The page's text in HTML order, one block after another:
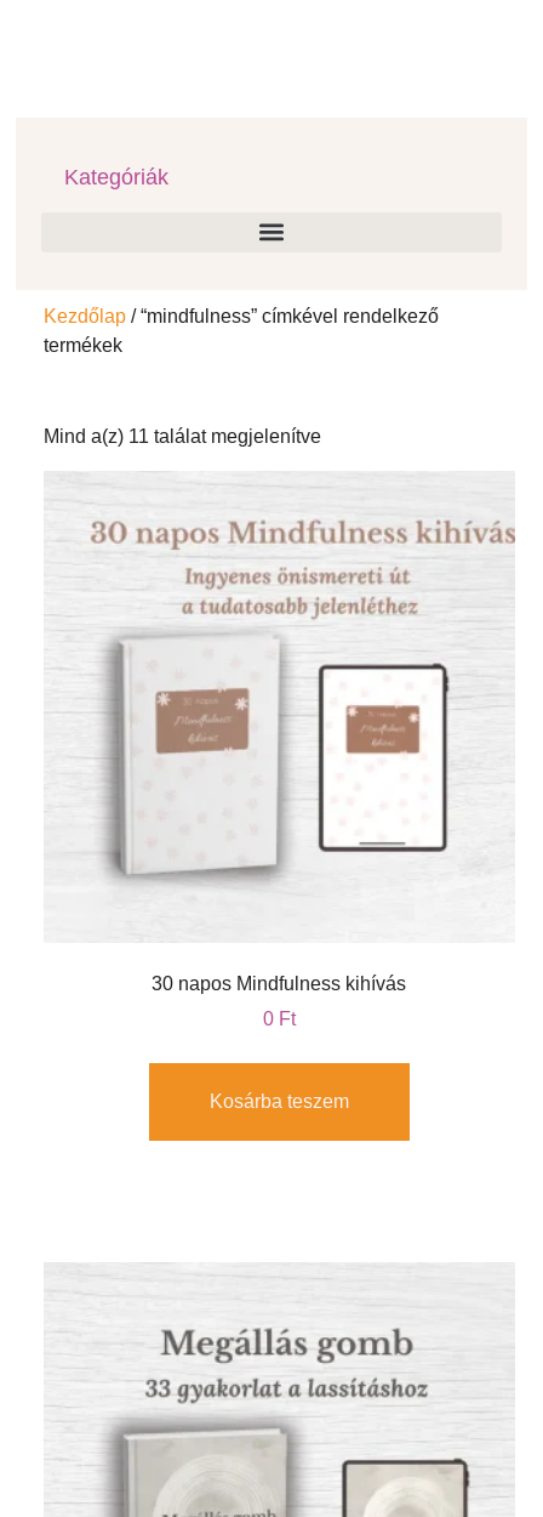
Kategóriák
Kezdőlap / “mindfulness” címkével rendelkező
termékek
Mind a(z) 11 találat megjelenítve
30 napos Mindfulness kihívás
0 Ft
Kosárba teszem